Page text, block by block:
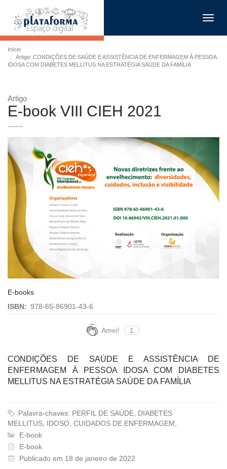
Início
Artigo: CONDIÇÕES DE SAÚDE E ASSISTÊNCIA DE ENFERMAGEM À PESSOA
IDOSA COM DIABETES MELLITUS NA ESTRATÉGIA SAÚDE DA FAMÍLIA
Artigo
E-book VIII CIEH 2021
E-books
ISBN: 978-65-86901-43-6
Amei! 1
CONDIÇÕES DE SAÚDE E ASSISTÊNCIA DE
ENFERMAGEM À PESSOA IDOSA COM DIABETES
MELLITUS NA ESTRATÉGIA SAÚDE DA FAMÍLIA
Palavra-chaves: PERFIL DE SAÚDE, DIABETES
MELLITUS, IDOSO, CUIDADOS DE ENFERMAGEM,
E-book
E-book
Publicado em 18 de janeiro de 2022